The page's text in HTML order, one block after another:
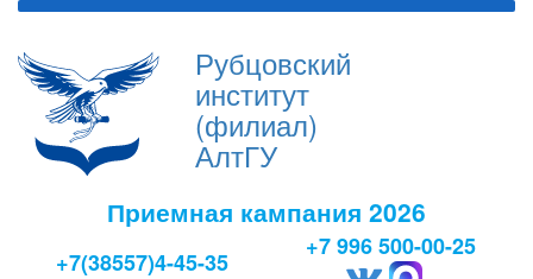
Рубцовский
институт
(филиал)
АлтГУ
Приемная кампания 2026
+7(38557)4-45-35
+7 996 500-00-25